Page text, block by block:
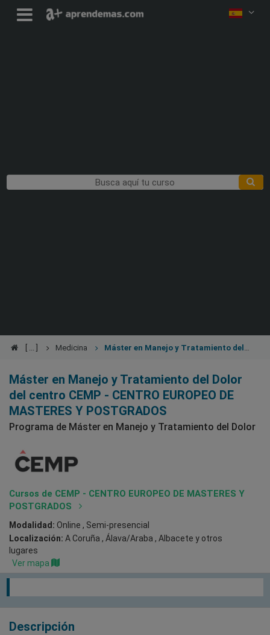
Medicina
Máster en Manejo y Tratamiento del Dolor
del centro CEMP - CENTRO EUROPEO DE
MASTERES Y POSTGRADOS
Programa de Máster en Manejo y Tratamiento del Dolor
Cursos de CEMP - CENTRO EUROPEO DE MASTERES Y
POSTGRADOS
Modalidad: Online , Semi-presencial
Localización: A Coruña , Álava/Araba , Albacete y otros
lugares
Ver mapa
Descripción